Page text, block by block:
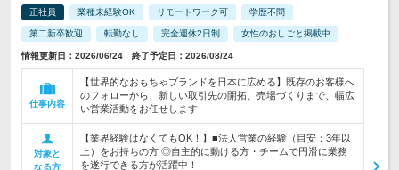
正社員 業種未経験OK リモートワーク可 学歴不問
第二新卒歓迎 転勤なし 完全週休2日制 女性のおしごと掲載中
情報更新日：2026/06/24 終了予定日：2026/08/24
仕事内容
【世界的なおもちゃブランドを日本に広める】既存のお客様へ
のフォローから、新しい取引先の開拓、売場づくりまで、幅広
い営業活動をお任せします
対象と
なる方
【業界経験はなくてもOK！】■法人営業の経験（目安：3年以
上）をお持ちの方 ◎自主的に動ける方・チームで円滑に業務
を遂行できる方が活躍中！